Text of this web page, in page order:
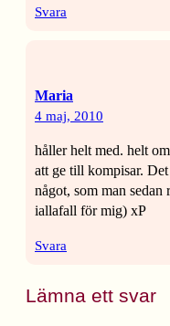
Svara
Maria
4 maj, 2010
håller helt med. helt
att ge till kompisar.
något, som man sedan
iallafall för mig) xP
Svara
Lämna ett svar